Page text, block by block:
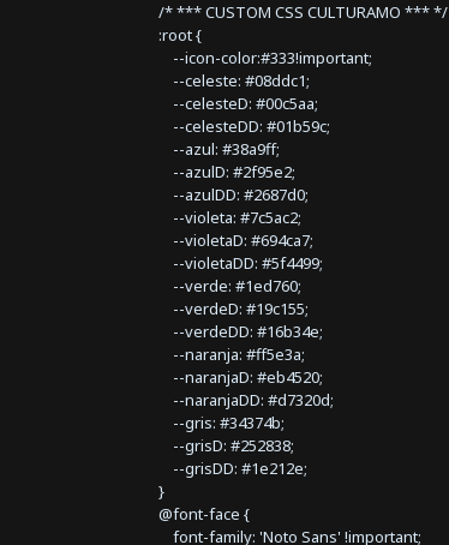
/* *** CUSTOM CSS CULTURAMO *** */
:root {
--icon-color:#333!important;
--celeste: #08ddc1;
--celesteD: #00c5aa;
--celesteDD: #01b59c;
--azul: #38a9ff;
--azulD: #2f95e2;
--azulDD: #2687d0;
--violeta: #7c5ac2;
--violetaD: #694ca7;
--violetaDD: #5f4499;
--verde: #1ed760;
--verdeD: #19c155;
--verdeDD: #16b34e;
--naranja: #ff5e3a;
--naranjaD: #eb4520;
--naranjaDD: #d7320d;
--gris: #34374b;
--grisD: #252838;
--grisDD: #1e212e;
}
@font-face {
font-family: 'Noto Sans' !important;